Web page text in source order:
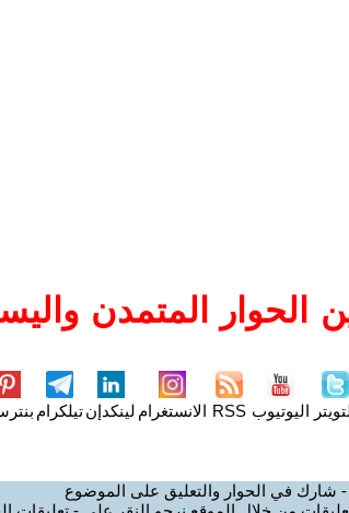
المتمدن
اليوتيوب RSS الانستغرام لينكدإنتيلكرام
- شارك في الحوار والتعليق على الموضوع